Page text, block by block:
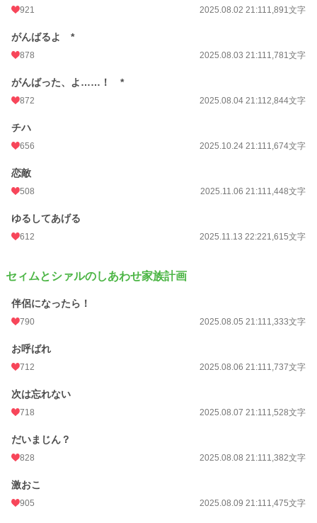
921 2025.08.02 21:111,891文字
がんばるよ *
878 2025.08.03 21:111,781文字
がんばった、よ……！ *
872 2025.08.04 21:112,844文字
チハ
656 2025.10.24 21:111,674文字
恋敵
508 2025.11.06 21:111,448文字
ゆるしてあげる
612 2025.11.13 22:221,615文字
セィムとシァルのしあわせ家族計画
伴侶になったら！
790 2025.08.05 21:111,333文字
お呼ばれ
712 2025.08.06 21:111,737文字
次は忘れない
718 2025.08.07 21:111,528文字
だいまじん？
828 2025.08.08 21:111,382文字
激おこ
905 2025.08.09 21:111,475文字